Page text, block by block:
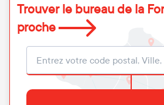
Trouver le bureau de la
proche
Localisation